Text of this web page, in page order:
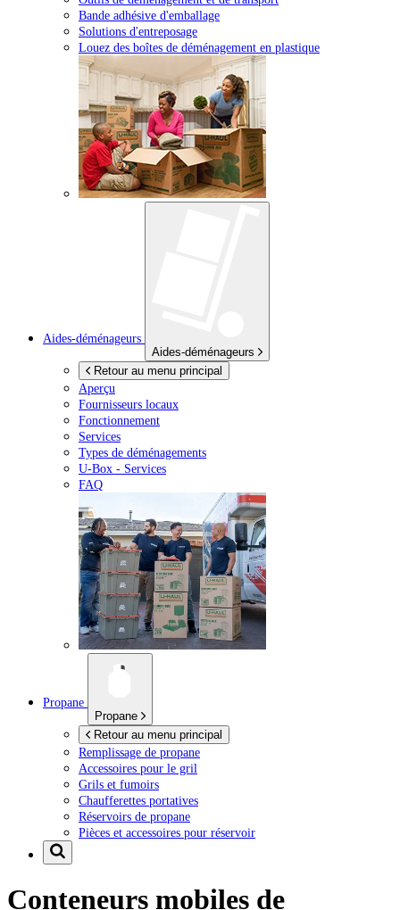
Bande adhésive d'emballage
Solutions d'entreposage
Louez des boîtes de déménagement en plastique
Aides-déménageurs
Aides-déménageurs
Retour au menu principal
Aperçu
Fournisseurs locaux
Fonctionnement
Services
Types de déménagements
U-Box - Services
FAQ
Propane
Propane
Retour au menu principal
Remplissage de propane
Accessoires pour le gril
Grils et fumoirs
Chaufferettes portatives
Réservoirs de propane
Pièces et accessoires pour réservoir
Conteneurs mobiles de